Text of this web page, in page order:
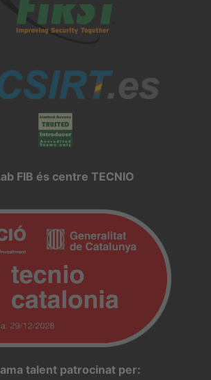
FIB és centre TECNIO
talent patrocinat per: